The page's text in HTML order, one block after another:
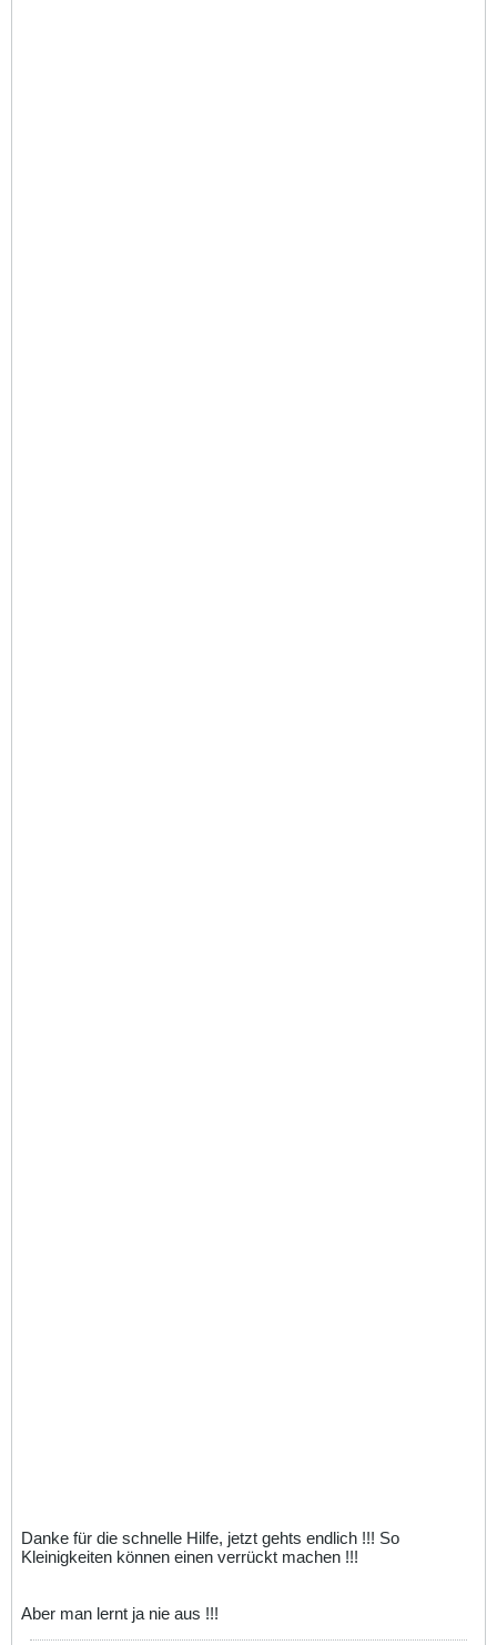
Danke für die schnelle Hilfe, jetzt gehts endlich !!! So
Kleinigkeiten können einen verrückt machen !!!
Aber man lernt ja nie aus !!!